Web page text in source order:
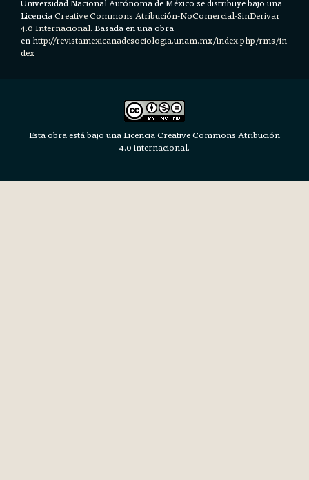
LicenciaCreative Commons Atribución-NoComercial-SinDerivar
4.0 Internacional.Basada en una obra
en http://revistamexicanadesociologia.unam.mx/index.php/rms/in
dex
Esta obra está bajo una Licencia Creative Commons Atribución
4.0 internacional.